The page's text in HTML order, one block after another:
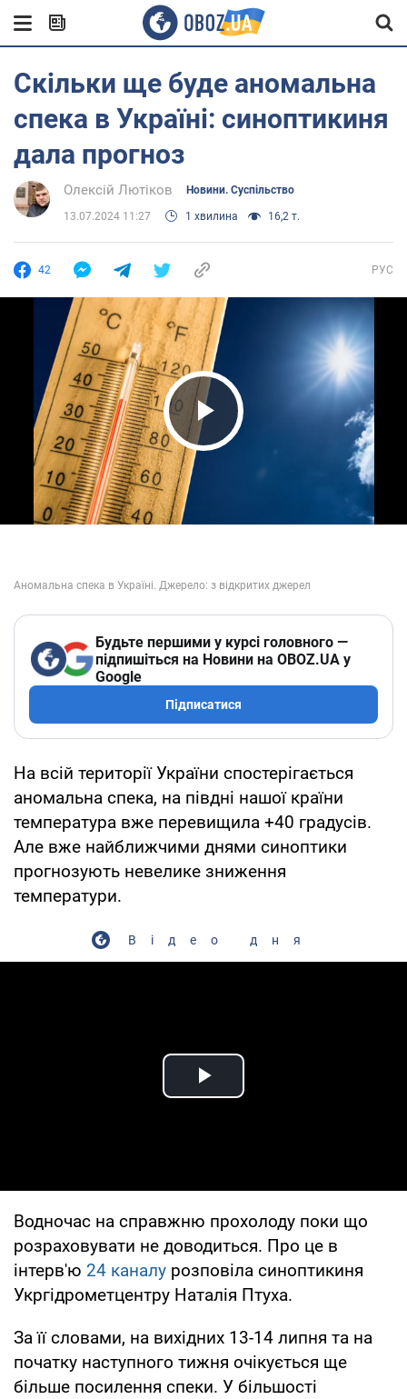
Скільки ще буде аномальна
спека в Україні: синоптикиня
дала прогноз
Олексій Лютіков Новини. Суспільство
13.07.2024 11:27 1 хвилина 16,2 т.
42 РУС
Play Video
Будьте першими у курсі головного —
підпишіться на Новини на OBOZ.UA у
Google
Підписатися
На всій території України спостерігається
аномальна спека, на півдні нашої країни
температура вже перевищила +40 градусів.
Але вже найближчими днями синоптики
прогнозують невелике зниження
температури.
Відео дня
Play Video
Водночас на справжню прохолоду поки що
розраховувати не доводиться. Про це в
інтерв'ю 24 каналу розповіла синоптикиня
Укргідрометцентру Наталія Птуха.
За її словами, на вихідних 13-14 липня та на
початку наступного тижня очікується ще
більше посилення спеки. У більшості